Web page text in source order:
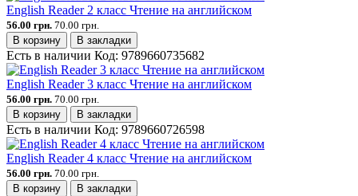
English Reader 2 класс Чтение на английском
56.00 грн. 70.00 грн.
В корзину
В закладки
Есть в наличии Код: 9789660735682
English Reader 3 класс Чтение на английском
56.00 грн. 70.00 грн.
В корзину
В закладки
Есть в наличии Код: 9789660726598
English Reader 4 класс Чтение на английском
56.00 грн. 70.00 грн.
В корзину
В закладки